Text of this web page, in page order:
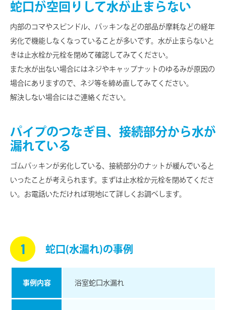
蛇口が空回りして水が止まらない
内部のコマやスピンドル、パッキンなどの部品が摩耗などの経年
劣化で機能しなくなっていることが多いです。水が止まらないと
きは止水栓か元栓を閉めて確認してみてください。
また水が出ない場合にはネジやキャップナットのゆるみが原因の
場合にありますので、ネジ等を締め直してみてください。
解決しない場合にはご連絡ください。
パイプのつなぎ目、接続部分から水が
漏れている
ゴムパッキンが劣化している、接続部分のナットが緩んでいると
いったことが考えられます。まずは止水栓か元栓を閉めてくださ
い。お電話いただければ現地にて詳しくお調べします。
蛇口(水漏れ)の事例
事例内容 浴室蛇口水漏れ